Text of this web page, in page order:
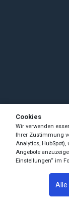
Cookies
Wir verwenden
Ihrer Zustimmung
Analytics,
Angebote
Einstellungen“ im
Alle